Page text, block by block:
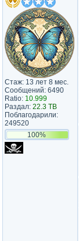
Стаж: 13 лет 8 мес.
Сообщений: 6490
Ratio: 10.999
Раздал: 22.3 TB
Поблагодарили:
249520
100%